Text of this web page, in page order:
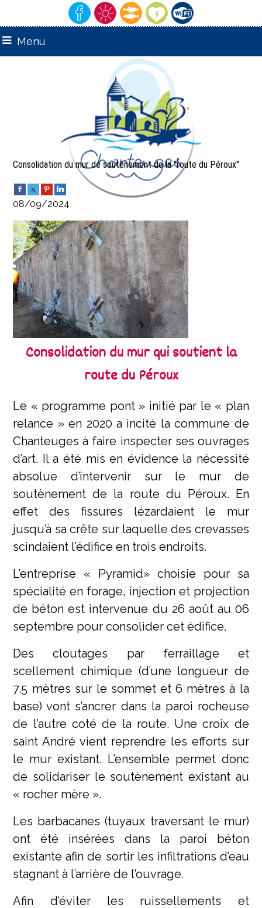
Menu
"Villageremarquable"
Consolidation du mur de soutènement de la "route du Péroux"
08/09/2024
Consolidation du mur qui soutient la
route du Péroux
Le « programme pont » initié par le « plan
relance » en 2020 a incité la commune de
Chanteuges à faire inspecter ses ouvrages
d’art. Il a été mis en évidence la nécessité
absolue d’intervenir sur le mur de
soutènement de la route du Péroux. En
effet des fissures lézardaient le mur
jusqu’à sa crête sur laquelle des crevasses
scindaient l’édifice en trois endroits.
L’entreprise « Pyramid» choisie pour sa
spécialité en forage, injection et projection
de béton est intervenue du 26 août au 06
septembre pour consolider cet édifice.
Des cloutages par ferraillage et
scellement chimique (d’une longueur de
7.5 mètres sur le sommet et 6 mètres à la
base) vont s’ancrer dans la paroi rocheuse
de l’autre coté de la route. Une croix de
saint André vient reprendre les efforts sur
le mur existant. L’ensemble permet donc
de solidariser le soutènement existant au
« rocher mère ».
Les barbacanes (tuyaux traversant le mur)
ont été insérées dans la paroi béton
existante afin de sortir les infiltrations d’eau
stagnant à l’arrière de l’ouvrage.
Afin d’éviter les ruissellements et